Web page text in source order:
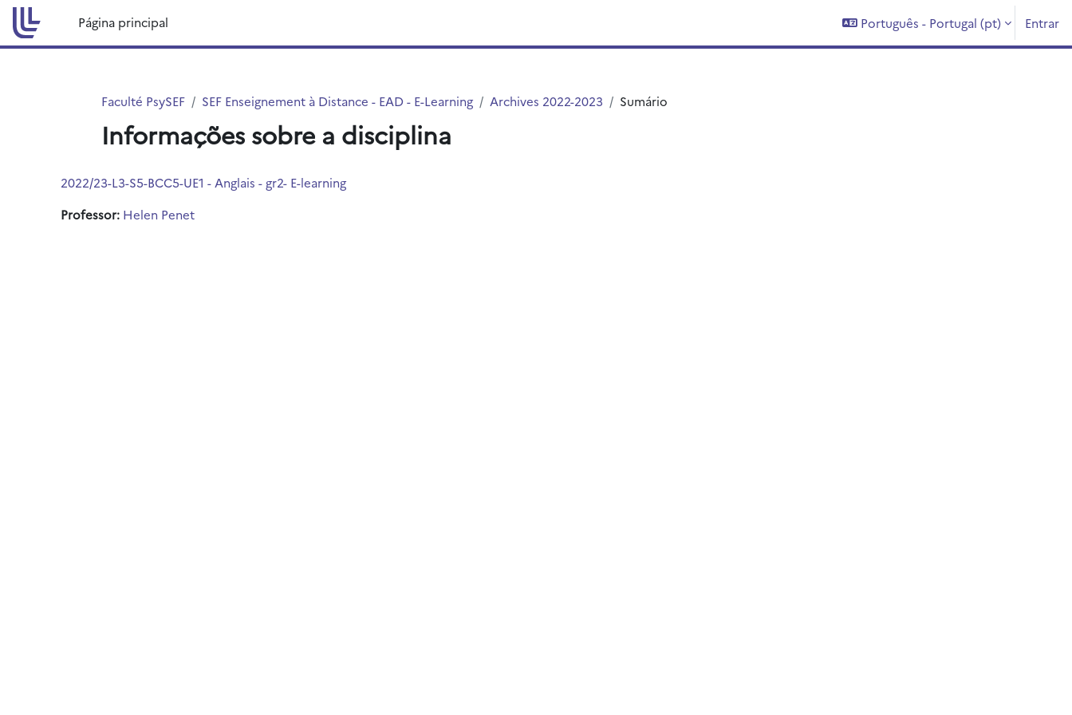
Ir para o conteúdo principal
Página principal
Português - Portugal ‎(pt)‎ Entrar
Faculté PsySEF SEF Enseignement à Distance - EAD - E-Learning Archives 2022-2023 Sumário
Informações sobre a disciplina
2022/23-L3-S5-BCC5-UE1 - Anglais - gr2- E-learning
Professor: Helen Penet